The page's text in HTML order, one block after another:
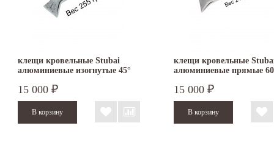
клещи кровельные Stubai
алюминиевые изогнутые 45°
15 000 ₽
клещи кровельные
алюминиевые прямые
15 000 ₽